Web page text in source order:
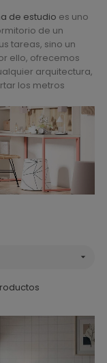
de estudio es uno
de un
tareas, sino un
ello, ofrecemos
arquitectura,
los metros
